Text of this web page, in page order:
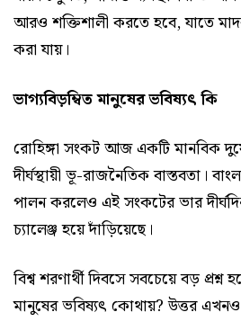
আরও শক্তিশালী করতে হবে, যাতে
করা যায়।
ভাগ্যবিড়ম্বিত মানুষের ভবিষ্যৎ কি
রোহিঙ্গা সংকট আজ একটি মানবিক
দীর্ঘস্থায়ী ভূ-রাজনৈতিক বাস্তবতা।
পালন করলেও এই সংকটের ভার
চ্যালেঞ্জ হয়ে দাঁড়িয়েছে।
বিশ্ব শরণার্থী দিবসে সবচেয়ে বড়
মানুষের ভবিষ্যৎ কোথায়? উত্তর